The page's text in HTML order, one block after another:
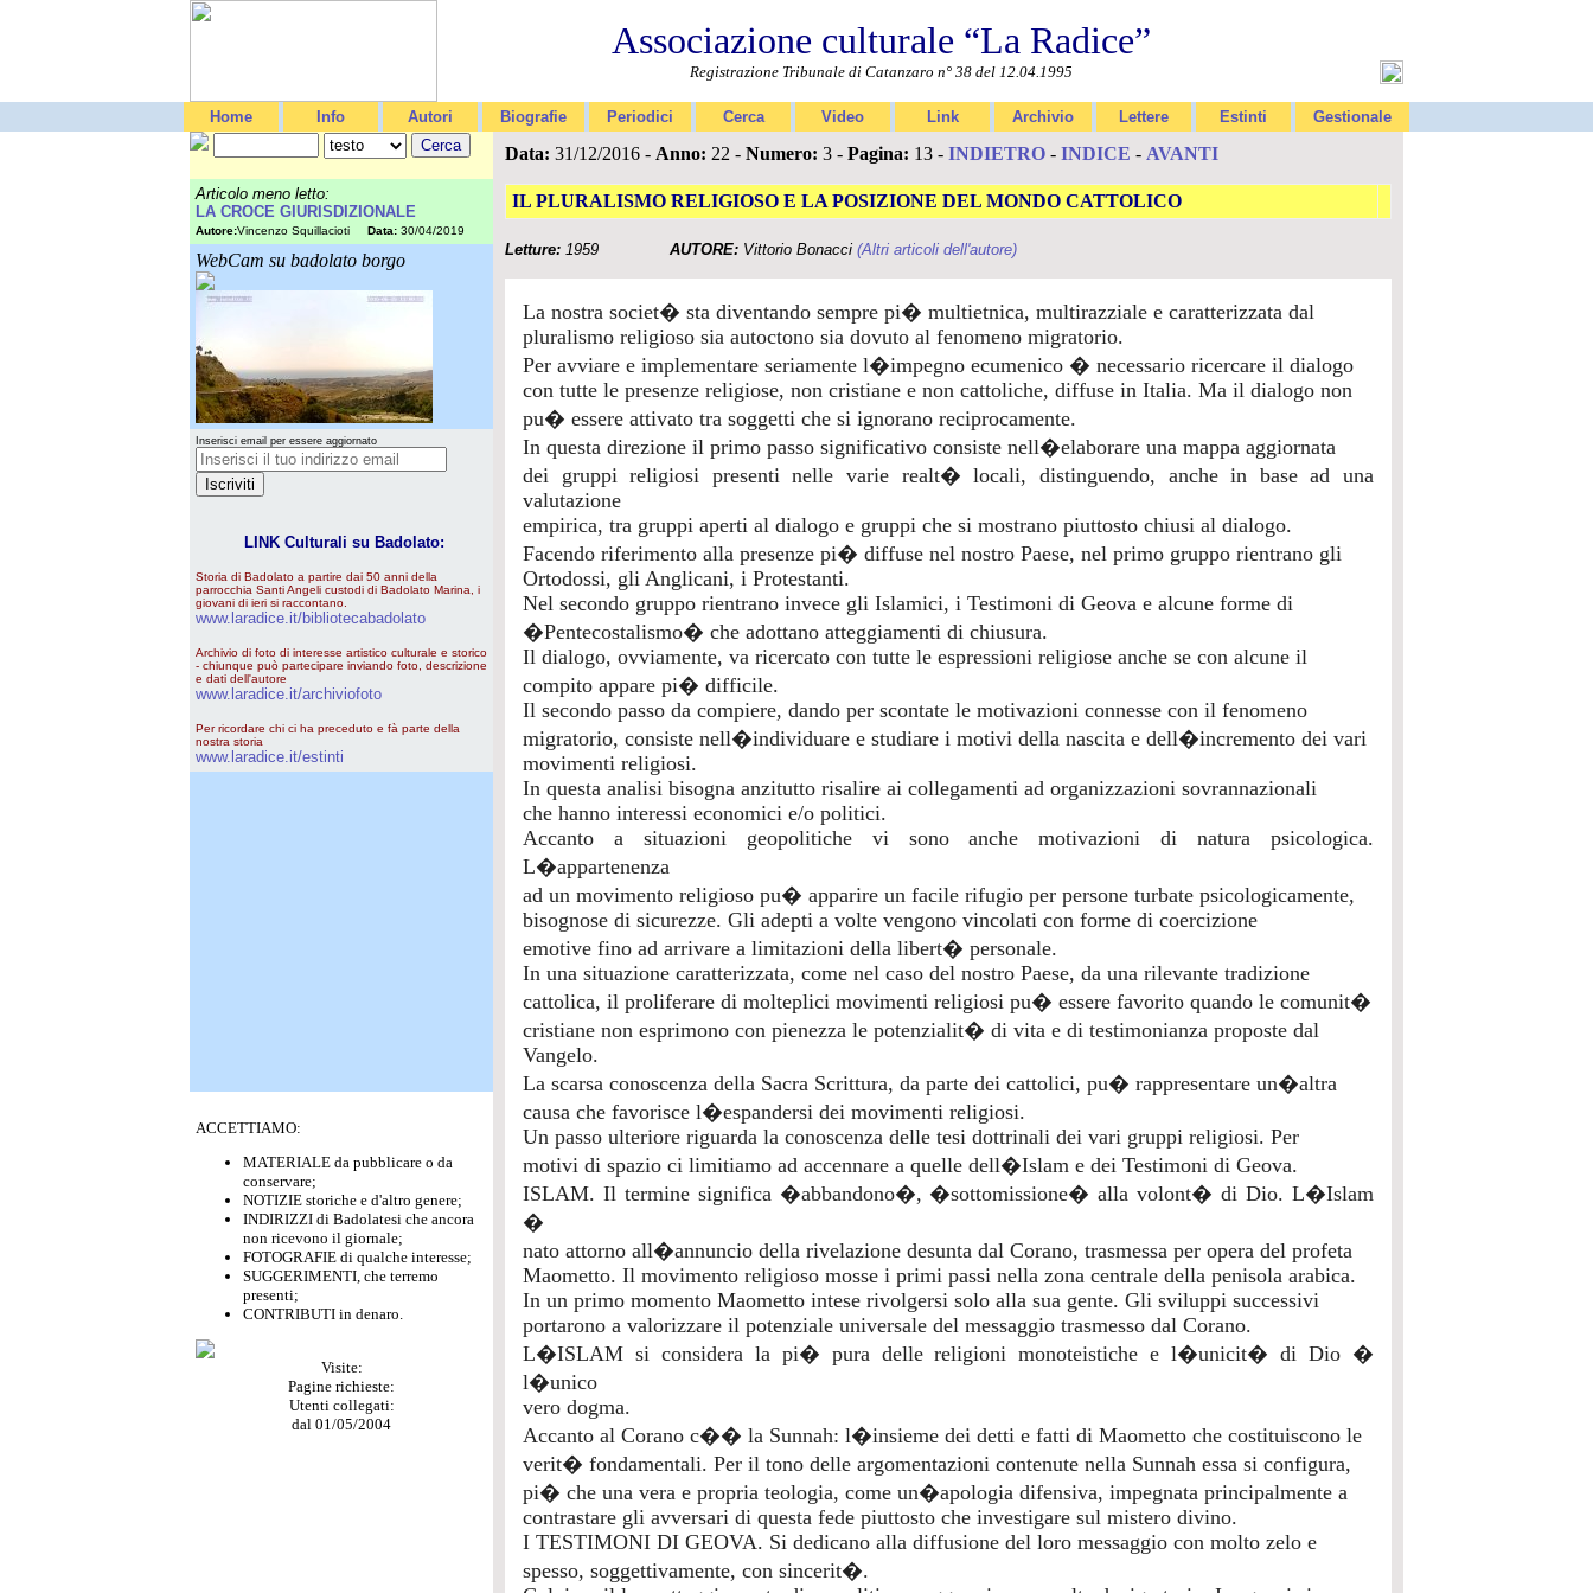
Associazione culturale “La Radice”
Registrazione Tribunale di Catanzaro n° 38 del 12.04.1995
Home Info Autori Biografie Periodici Cerca Video Link Archivio Lettere Estinti Gestionale
Articolo meno letto:
LA CROCE GIURISDIZIONALE
Autore:Vincenzo Squillacioti Data: 30/04/2019
WebCam su badolato borgo
Inserisci email per essere aggiornato
LINK Culturali su Badolato:
Storia di Badolato a partire dai 50 anni della
parrocchia Santi Angeli custodi di Badolato Marina, i
giovani di ieri si raccontano.
www.laradice.it/bibliotecabadolato
Archivio di foto di interesse artistico culturale e storico
- chiunque può partecipare inviando foto, descrizione
e dati dell'autore
www.laradice.it/archiviofoto
Per ricordare chi ci ha preceduto e fà parte della
nostra storia
www.laradice.it/estinti
ACCETTIAMO:
MATERIALE da pubblicare o da
conservare;
NOTIZIE storiche e d'altro genere;
INDIRIZZI di Badolatesi che ancora
non ricevono il giornale;
FOTOGRAFIE di qualche interesse;
SUGGERIMENTI, che terremo
presenti;
CONTRIBUTI in denaro.
Visite:
Pagine richieste:
Utenti collegati:
dal 01/05/2004
Data: 31/12/2016 - Anno: 22 - Numero: 3 - Pagina: 13 - INDIETRO - INDICE - AVANTI
IL PLURALISMO RELIGIOSO E LA POSIZIONE DEL MONDO CATTOLICO
Letture: 1959 AUTORE: Vittorio Bonacci (Altri articoli dell'autore)
La nostra societ� sta diventando sempre pi� multietnica, multirazziale e caratterizzata dal
pluralismo religioso sia autoctono sia dovuto al fenomeno migratorio.
Per avviare e implementare seriamente l�impegno ecumenico � necessario ricercare il dialogo
con tutte le presenze religiose, non cristiane e non cattoliche, diffuse in Italia. Ma il dialogo non
pu� essere attivato tra soggetti che si ignorano reciprocamente.
In questa direzione il primo passo significativo consiste nell�elaborare una mappa aggiornata
dei gruppi religiosi presenti nelle varie realt� locali, distinguendo, anche in base ad una
valutazione
empirica, tra gruppi aperti al dialogo e gruppi che si mostrano piuttosto chiusi al dialogo.
Facendo riferimento alla presenze pi� diffuse nel nostro Paese, nel primo gruppo rientrano gli
Ortodossi, gli Anglicani, i Protestanti.
Nel secondo gruppo rientrano invece gli Islamici, i Testimoni di Geova e alcune forme di
�Pentecostalismo� che adottano atteggiamenti di chiusura.
Il dialogo, ovviamente, va ricercato con tutte le espressioni religiose anche se con alcune il
compito appare pi� difficile.
Il secondo passo da compiere, dando per scontate le motivazioni connesse con il fenomeno
migratorio, consiste nell�individuare e studiare i motivi della nascita e dell�incremento dei vari
movimenti religiosi.
In questa analisi bisogna anzitutto risalire ai collegamenti ad organizzazioni sovrannazionali
che hanno interessi economici e/o politici.
Accanto a situazioni geopolitiche vi sono anche motivazioni di natura psicologica.
L�appartenenza
ad un movimento religioso pu� apparire un facile rifugio per persone turbate psicologicamente,
bisognose di sicurezze. Gli adepti a volte vengono vincolati con forme di coercizione
emotive fino ad arrivare a limitazioni della libert� personale.
In una situazione caratterizzata, come nel caso del nostro Paese, da una rilevante tradizione
cattolica, il proliferare di molteplici movimenti religiosi pu� essere favorito quando le comunit�
cristiane non esprimono con pienezza le potenzialit� di vita e di testimonianza proposte dal
Vangelo.
La scarsa conoscenza della Sacra Scrittura, da parte dei cattolici, pu� rappresentare un�altra
causa che favorisce l�espandersi dei movimenti religiosi.
Un passo ulteriore riguarda la conoscenza delle tesi dottrinali dei vari gruppi religiosi. Per
motivi di spazio ci limitiamo ad accennare a quelle dell�Islam e dei Testimoni di Geova.
ISLAM. Il termine significa �abbandono�, �sottomissione� alla volont� di Dio. L�Islam
�
nato attorno all�annuncio della rivelazione desunta dal Corano, trasmessa per opera del profeta
Maometto. Il movimento religioso mosse i primi passi nella zona centrale della penisola arabica.
In un primo momento Maometto intese rivolgersi solo alla sua gente. Gli sviluppi successivi
portarono a valorizzare il potenziale universale del messaggio trasmesso dal Corano.
L�ISLAM si considera la pi� pura delle religioni monoteistiche e l�unicit� di Dio �
l�unico
vero dogma.
Accanto al Corano c�� la Sunnah: l�insieme dei detti e fatti di Maometto che costituiscono le
verit� fondamentali. Per il tono delle argomentazioni contenute nella Sunnah essa si configura,
pi� che una vera e propria teologia, come un�apologia difensiva, impegnata principalmente a
contrastare gli avversari di questa fede piuttosto che investigare sul mistero divino.
I TESTIMONI DI GEOVA. Si dedicano alla diffusione del loro messaggio con molto zelo e
spesso, soggettivamente, con sincerit�.